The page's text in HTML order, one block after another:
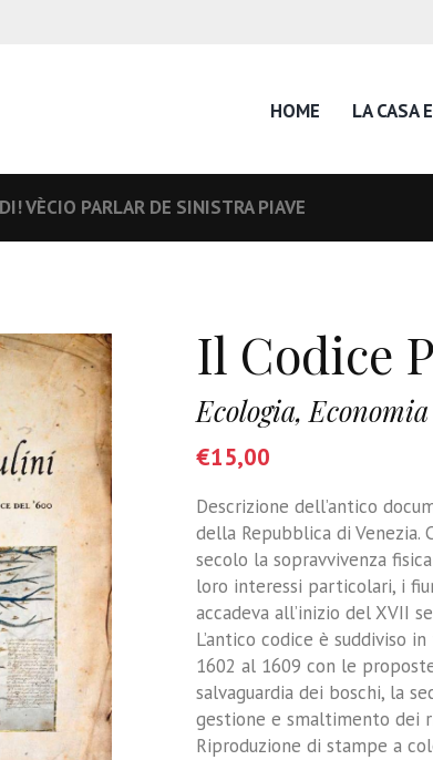
HOME LA CASA
VÈCIO PARLAR DE SINISTRA PIAVE
Il Codice
Ecologia,
€15,00
Descrizione dell’antico
della Repubblica di Venezia.
secolo la sopravvivenza
loro interessi particolari, i
accadeva all’inizio del XVII
L’antico codice è suddiviso
1602 al 1609 con le
salvaguardia dei boschi, la
gestione e smaltimento dei
Riproduzione di stampe a